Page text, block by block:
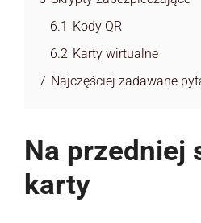
6.1
Kody QR
6.2 Karty wirtualne
7 Najczęściej zadawane
Na przedniej
karty